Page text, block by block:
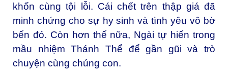
khốn cùng tội lỗi. Cái chết trên thập giá đã
minh chứng cho sự hy sinh và tình yêu vô bờ
bến đó. Còn hơn thế nữa, Ngài tự hiến trong
mầu nhiệm Thánh Thể để gần gũi và trò
chuyện cùng chúng con.